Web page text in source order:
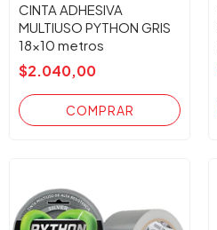
CINTA ADHESIVA
MULTIUSO PYTHON GRIS
18x10 metros
$2.040,00